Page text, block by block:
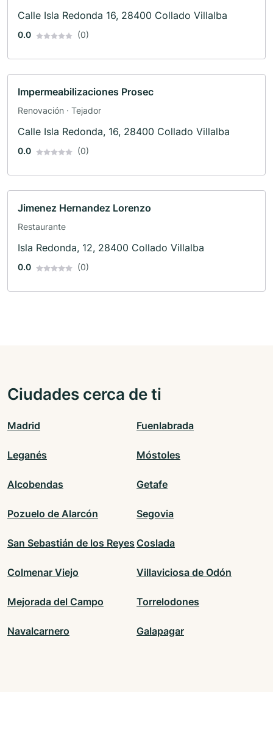
Calle Isla Redonda 16, 28400 Collado Villalba
0.0 (0)
Impermeabilizaciones Prosec
Renovación · Tejador
Calle Isla Redonda, 16, 28400 Collado Villalba
0.0 (0)
Jimenez Hernandez Lorenzo
Restaurante
Isla Redonda, 12, 28400 Collado Villalba
0.0 (0)
Ciudades cerca de ti
Madrid Fuenlabrada
Leganés Móstoles
Alcobendas Getafe
Pozuelo de Alarcón Segovia
San Sebastián de los Reyes Coslada
Colmenar Viejo Villaviciosa de Odón
Mejorada del Campo Torrelodones
Navalcarnero Galapagar